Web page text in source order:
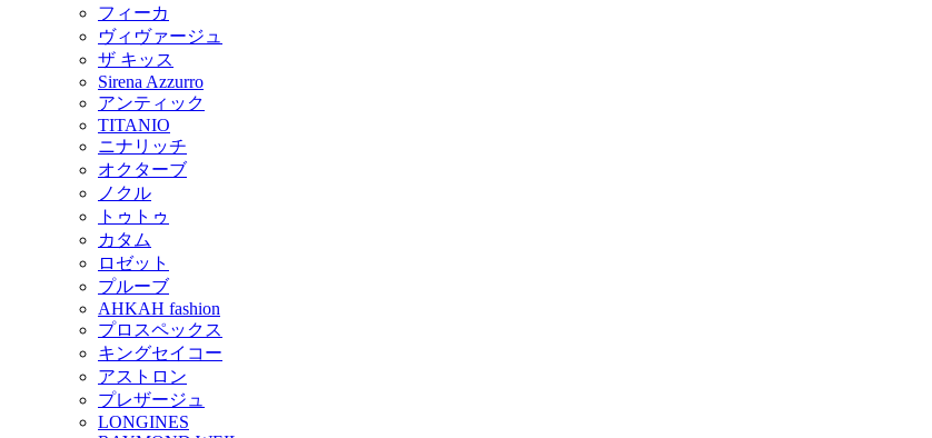
フィーカ
ヴィヴァージュ
ザ キッス
Sirena Azzurro
アンティック
TITANIO
ニナリッチ
オクターブ
ノクル
トゥトゥ
カタム
ロゼット
プルーブ
AHKAH fashion
プロスペックス
キングセイコー
アストロン
プレザージュ
LONGINES